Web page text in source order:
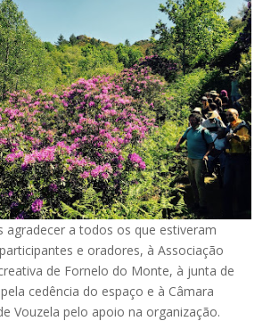
agradecer a todos os que estiveram
e oradores, à Associação
de Fornelo do Monte, à junta de
cedência do espaço e à Câmara
Vouzela pelo apoio na organização.